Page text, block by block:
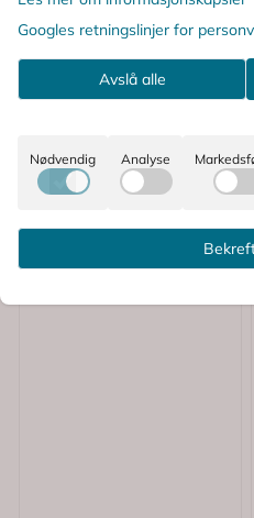
Pharma Nord
Bio-C Vitamin 750 mg
Tabletter 150 stk
Informasjon
Googles retningslinjer for
Avslå alle
Nødvendig Analyse